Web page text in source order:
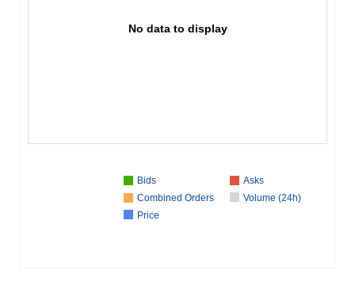
No data to display
Bids
Asks
Combined Orders
Volume (24h)
Price